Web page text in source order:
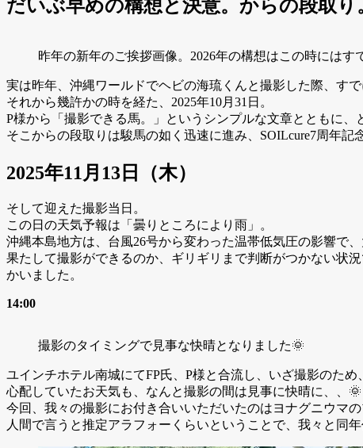
だいぶ早めの構想と決意。 からの段取り
昨年の新年のご挨拶画像。2026年の構想はこの時にはす
実は昨年、沖縄ワールドでヘビの海琉くんと撮影した際、す
それから幾許かの時を経た、2025年10月31日。
P様から「撮影できる馬。」というシンプルな文章とともに、
そこからの段取りは駿馬の如く迅速に進み、SOILcure7周年記
2025年11月13日（木）
そして迎えた撮影当日。
この日の天気予報は「曇りところにより雨」。
沖縄本島地方は、台風26号から変わった温帯低気圧の影響で
果たして撮影ができるのか、ギリギリまで判断がつかない状
かいました。
14:00
撮影のタイミングで見事な快晴となりました🌞
ユインチホテル南城にてFP氏、P様と合流し、いざ撮影のため
心配していたお天気も、なんと撮影の間は見事に快晴に、、🌞
今回、我々の撮影にお付き合いいただいたのはヨナグニウマの
人間で言うと推定アラフォーくらいということで、我々と同